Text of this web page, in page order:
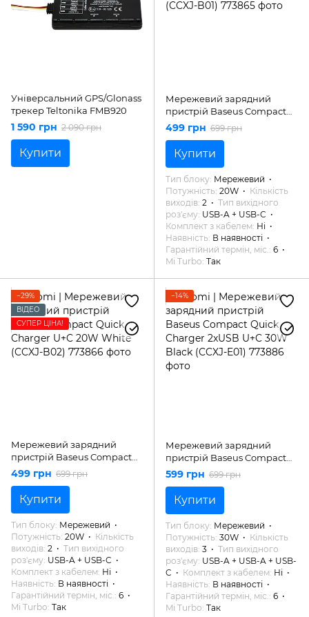
Універсальний GPS/Glonass
трекер Teltonika FMB920
1 590 грн 2 090 грн
Купити
Мережевий зарядний
пристрій Baseus Compact
Quick Charger U+C 20W
Black (CCXJ-B01)
499 грн 699 грн
Купити
Тип блоку Мережевий
Потужність 20W
Кількість
виходів 2
Тип вихідного
роз'єму USB-A + USB-C
Комплект з кабелем Ні
Наявність В наявності
Гарантійний термін, міс.
6
Mi Turbo Так
−29%
ВІДЕО
СУПЕР ЦІНА!
Мережевий зарядний
пристрій Baseus Compact
Quick Charger U+C 20W
White (CCXJ-B02)
499 грн 699 грн
Купити
Тип блоку Мережевий
Потужність 20W
Кількість
виходів 2
Тип вихідного
роз'єму USB-A + USB-C
Комплект з кабелем Ні
Наявність В наявності
Гарантійний термін, міс.
6
Mi Turbo Так
−14%
Мережевий зарядний
пристрій Baseus Compact
Quick Charger 2xUSB U+C
30W Black (CCXJ-E01)
599 грн 699 грн
Купити
Тип блоку Мережевий
Потужність 30W
Кількість
виходів 3
Тип вихідного
роз'єму USB-A + USB-A + USB-
C
Комплект з кабелем Ні
Наявність В наявності
Гарантійний термін, міс.
6
Mi Turbo Так